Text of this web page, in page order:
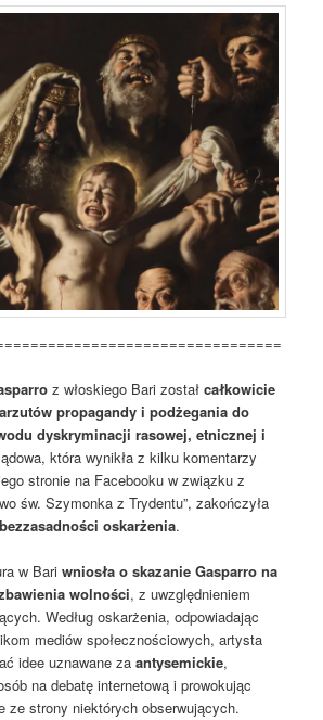
z włoskiego Bari zostałcałkowicie
propagandy i podżegania do
dyskryminacji rasowej, etnicznej i
która wynikła z kilku komentarzy
stronie na Facebooku w związku z
św. Szymonka z Trydentu”, zakończyła
oskarżenia.
w Bariwniosła o skazanie Gasparro na
wolności, z uwzględnieniem
Według oskarżenia, odpowiadając
mediów społecznościowych, artysta
idee uznawane zaantysemickie,
na debatę internetową i prowokując
ze strony niektórych obserwujących.